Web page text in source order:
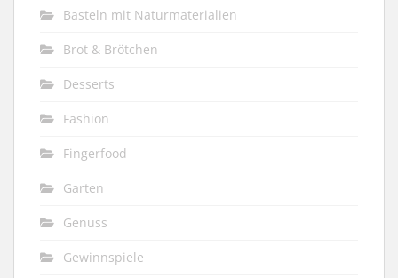
Basteln mit Naturmaterialien
Brot & Brötchen
Desserts
Fashion
Fingerfood
Garten
Genuss
Gewinnspiele